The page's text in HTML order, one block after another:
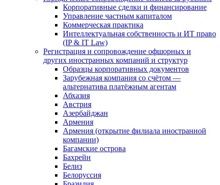
Корпоративные сделки и финансирование
Управление частным капиталом
Коммерческая практика
Интеллектуальная собственность и ИТ право
(IP & IT Law)
Регистрация и сопровождение офшорных и
других иностранных компаний и структур
Образцы корпоративных документов
Зарубежная компания со счётом —
альтернатива платёжным агентам
Абхазия
Австрия
Азербайджан
Армения
Армения (открытие филиала иностранной
компании)
Багамские острова
Бахрейн
Белиз
Белоруссия